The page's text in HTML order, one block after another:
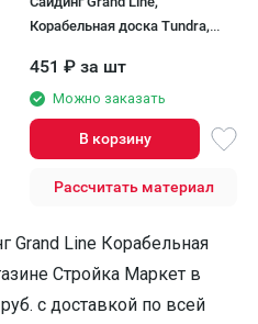
Корабельная доска Tundra,
451 ₽ за шт
Можно заказать
В корзину
Рассчитать материал
Grand Line Корабельная
Стройка Маркет в
с доставкой по всей